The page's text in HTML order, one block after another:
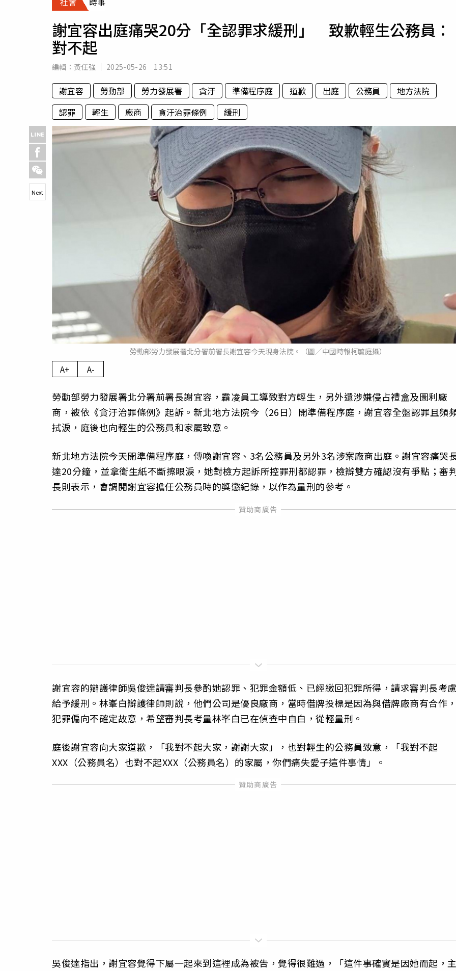
專欄
運勢
謝宜容出庭痛哭20分「全認罪求緩刑」 致歉輕生公務員：
對不起
編輯： 黃任強 2025-05-26 13:51
謝宜容 勞動部 勞力發展署 貪汙 準備程序庭 道歉 出庭 公務員
地方法院
認罪
輕生 廠商 貪汙治罪條例 緩刑
勞動部勞力發展署北分署前署長謝宜容今天現身法院。（圖／中國時報柯毓庭攝）
Next
A+ A-
勞動部勞力發展署北分署前署長謝宜容，霸凌員工導致對方輕生，另外還涉嫌侵占禮盒及圖利廠
商，被依《貪汙治罪條例》起訴。新北地方法院今（26日）開準備程序庭，謝宜容全盤認罪且頻
拭淚，庭後也向輕生的公務員和家屬致意。
新北地方法院今天開準備程序庭，傳喚謝宜容、3名公務員及另外3名涉案廠商出庭。謝宜容痛哭
達20分鐘，並拿衛生紙不斷擦眼淚，她對檢方起訴所控罪刑都認罪，檢辯雙方確認沒有爭點；審
長則表示，會調閱謝宜容擔任公務員時的獎懲紀錄，以作為量刑的參考。
謝宜容的辯護律師吳俊達請審判長參酌她認罪、犯罪金額低、已經繳回犯罪所得，請求審判長考
給予緩刑。林峯白辯護律師則說，他們公司是優良廠商，當時借牌投標是因為與借牌廠商有合作
犯罪偏向不確定故意，希望審判長考量林峯白已在偵查中自白，從輕量刑。
庭後謝宜容向大家道歉，「我對不起大家，謝謝大家」，也對輕生的公務員致意，「我對不起
XXX（公務員名）也對不起XXX（公務員名）的家屬，你們痛失愛子這件事情」。
吳俊達指出，謝宜容覺得下屬一起來到這裡成為被告，覺得很難過，「這件事確實是因她而起，